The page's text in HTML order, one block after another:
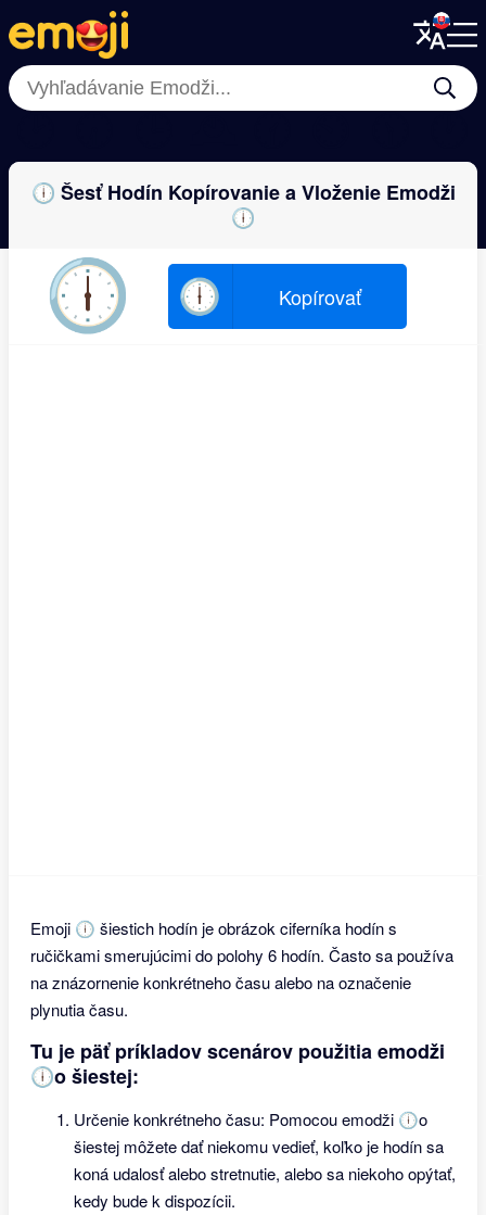
Menu
Close
Menu
Close
🕕 Šesť Hodín Kopírovanie a Vloženie Emodži
🕕
🕕 🕕 Kopírovať
Emoji 🕕 šiestich hodín je obrázok ciferníka hodín s
ručičkami smerujúcimi do polohy 6 hodín. Často sa používa
na znázornenie konkrétneho času alebo na označenie
plynutia času.
Tu je päť príkladov scenárov použitia emodži
🕕o šiestej:
Určenie konkrétneho času: Pomocou emodži 🕕o
šiestej môžete dať niekomu vedieť, koľko je hodín sa
koná udalosť alebo stretnutie, alebo sa niekoho opýtať,
kedy bude k dispozícii.